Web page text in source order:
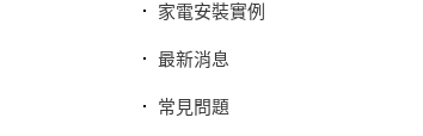
家電安裝實例
最新消息
常見問題